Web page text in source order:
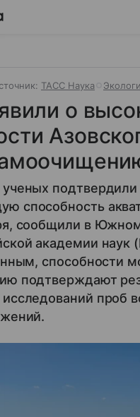
ТАСС Наука
о
ученых
способность
сообщили в
академии
способности
подтверждают
проб